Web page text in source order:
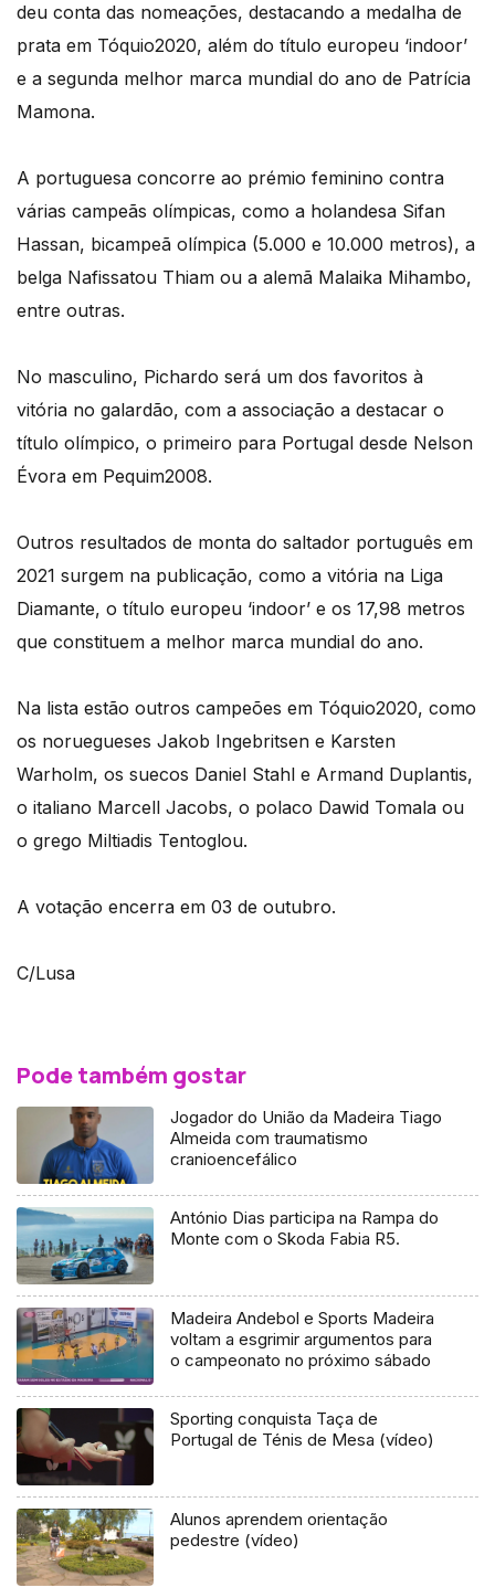
deu conta das nomeações, destacando a medalha de
prata em Tóquio2020, além do título europeu ‘indoor’
e a segunda melhor marca mundial do ano de Patrícia
Mamona.
A portuguesa concorre ao prémio feminino contra
várias campeãs olímpicas, como a holandesa Sifan
Hassan, bicampeã olímpica (5.000 e 10.000 metros), a
belga Nafissatou Thiam ou a alemã Malaika Mihambo,
entre outras.
No masculino, Pichardo será um dos favoritos à
vitória no galardão, com a associação a destacar o
título olímpico, o primeiro para Portugal desde Nelson
Évora em Pequim2008.
Outros resultados de monta do saltador português em
2021 surgem na publicação, como a vitória na Liga
Diamante, o título europeu ‘indoor’ e os 17,98 metros
que constituem a melhor marca mundial do ano.
Na lista estão outros campeões em Tóquio2020, como
os noruegueses Jakob Ingebritsen e Karsten
Warholm, os suecos Daniel Stahl e Armand Duplantis,
o italiano Marcell Jacobs, o polaco Dawid Tomala ou
o grego Miltiadis Tentoglou.
A votação encerra em 03 de outubro.
C/Lusa
Pode também gostar
Jogador do União da Madeira Tiago
Almeida com traumatismo
cranioencefálico
António Dias participa na Rampa do
Monte com o Skoda Fabia R5.
Madeira Andebol e Sports Madeira
voltam a esgrimir argumentos para
o campeonato no próximo sábado
Sporting conquista Taça de
Portugal de Ténis de Mesa (vídeo)
Alunos aprendem orientação
pedestre (vídeo)